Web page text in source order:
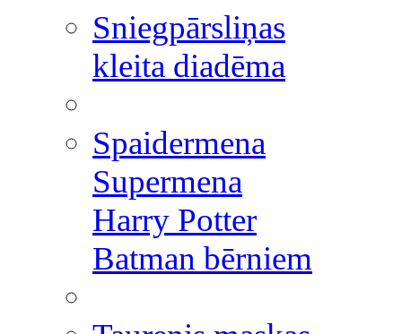
Sniegpārsliņas
kleita diadēma
Spaidermena
Supermena
Harry Potter
Batman bērniem